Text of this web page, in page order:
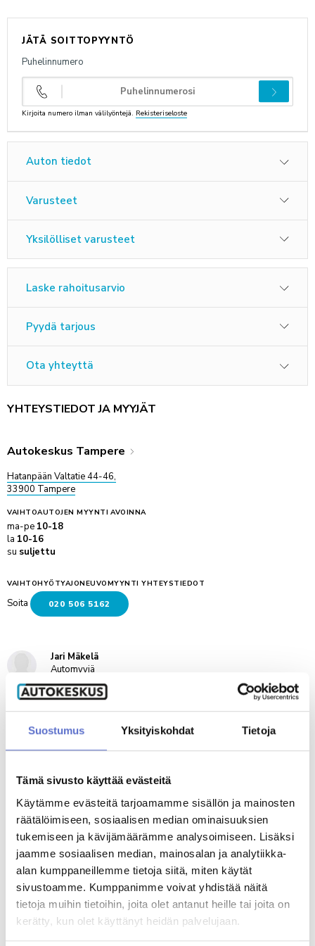
Suostumus Yksityiskohdat Tietoja
Tämä sivusto käyttää evästeitä
Käytämme evästeitä tarjoamamme sisällön ja mainosten
räätälöimiseen, sosiaalisen median ominaisuuksien
tukemiseen ja kävijämäärämme analysoimiseen. Lisäksi
jaamme sosiaalisen median, mainosalan ja analytiikka-
alan kumppaneillemme tietoja siitä, miten käytät
sivustoamme. Kumppanimme voivat yhdistää näitä
tietoja muihin tietoihin, joita olet antanut heille tai joita on
kerätty, kun olet käyttänyt heidän palvelujaan.
JÄTÄ SOITTOPYYNTÖ
Puhelinnumero
Kirjoita numero ilman välilyöntejä. Rekisteriseloste
Auton tiedot
Varusteet
Yksilölliset varusteet
Laske rahoitusarvio
Pyydä tarjous
Ota yhteyttä
YHTEYSTIEDOT JA MYYJÄT
Autokeskus Tampere
Hatanpään Valtatie 44-46,
33900 Tampere
VAIHTOAUTOJEN MYYNTI AVOINNA
ma-pe 10-18
la 10-16
su suljettu
VAIHTOHYÖTYAJONEUVOMYYNTI YHTEYSTIEDOT
Soita 020 506 5162
Jari Mäkelä
Automyyjä
020 5065 809
Jari Rikkonen
020 506 5467
Joni Kareinen
Automyyjä (lomalla 8.8.-31.8.)
020 506 5649
Varaa videotapaaminen
MUUT KATSOIVAT MYÖS